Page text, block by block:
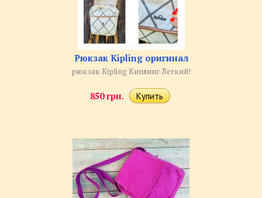
Рюкзак Kipling оригинал
рюкзак Kipling Киплинг Легкий!
850 грн.